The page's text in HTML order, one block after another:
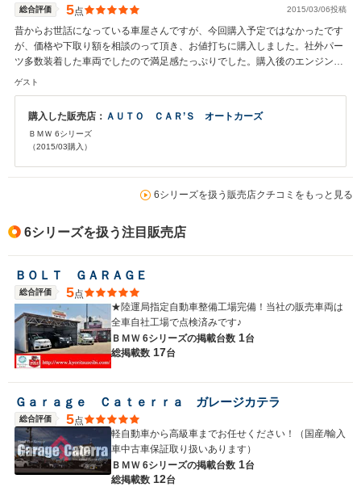
総合評価 5点 2015/03/06投稿
昔からお世話になっている車屋さんですが、今回購入予定ではなかったです
が、価格や下取り額を相談のって頂き、お値打ちに購入しました。社外パー
ツ多数装着した車両でしたので満足感たっぷりでした。購入後のエンジント
ラブルありましたが、即対応して頂けました。安心して購入できるお店で
ゲスト
購入した販売店： ＡＵＴＯ ＣＡＲ’Ｓ オートカーズ
ＢＭＷ 6シリーズ
（2015/03購入）
6シリーズを扱う販売店クチコミをもっと見る
6シリーズを扱う注目販売店
ＢＯＬＴ ＧＡＲＡＧＥ
総合評価 5点
★陸運局指定自動車整備工場完備！当社の販売車両は
全車自社工場で点検済みです♪
ＢＭＷ 6シリーズの掲載台数 1台
総掲載数 17台
Ｇａｒａｇｅ Ｃａｔｅｒｒａ ガレージカテラ
総合評価 5点
軽自動車から高級車までお任せください！（国産/輸入
車中古車保証取り扱いあります）
ＢＭＷ 6シリーズの掲載台数 1台
総掲載数 12台